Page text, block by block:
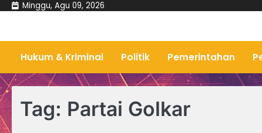
Skip Minggu, Agu 09, 2026
Hukum & Kriminal Politik Pemerintahan
Tag: Partai Golkar